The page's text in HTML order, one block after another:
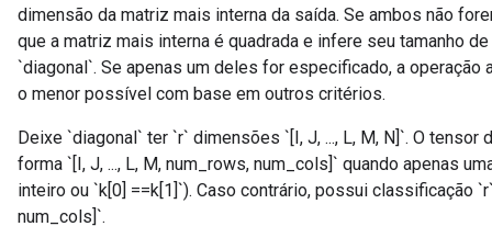
dimensão da matriz mais interna da saída. Se ambos não
que a matriz mais interna é quadrada e infere seu tamanho
`diagonal`. Se apenas um deles for especificado, a
o menor possível com base em outros critérios.
Deixe `diagonal` ter `r` dimensões `[I, J, ..., L, M, N]`. O
forma `[I, J, ..., L, M, num_rows, num_cols]` quando apenas
inteiro ou `k[0] ==k[1]`). Caso contrário, possui classificação
num_cols]`.